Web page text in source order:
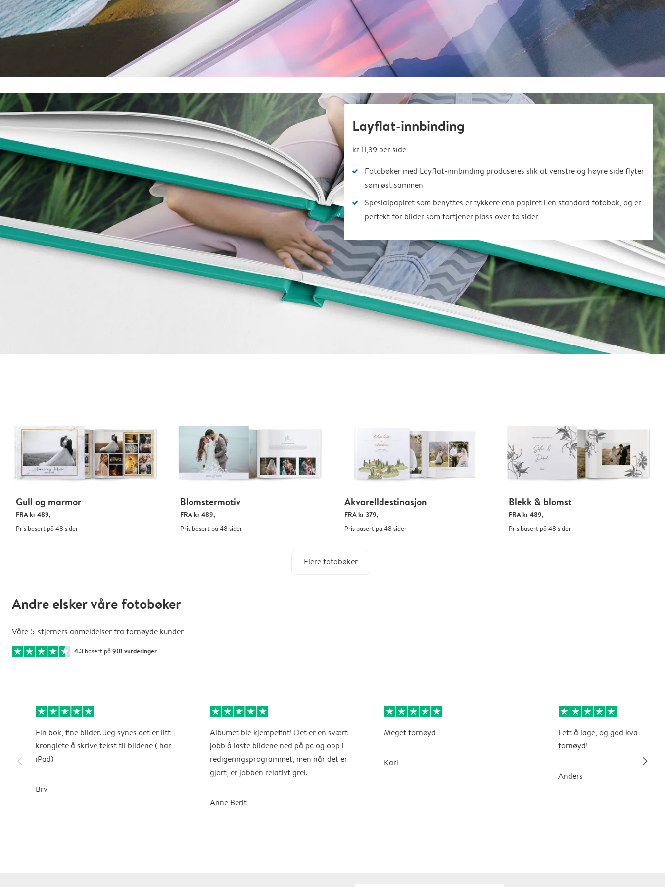
Layflat-innbinding
kr 11,39 per side
Fotobøker med Layflat-innbinding produseres slik at venstre og høyre side flyter
sømløst sammen
Spesialpapiret som benyttes er tykkere enn papiret i en standard fotobok, og er
perfekt for bilder som fortjener plass over to sider
Gull og marmor
FRAkr 489,-
Pris basert på 48 sider
Blomstermotiv
FRAkr 489,-
Pris basert på 48 sider
Akvarelldestinasjon
FRAkr 379,-
Pris basert på 48 sider
Blekk & blomst
FRAkr 489,-
Pris basert på 48 sider
Flere fotobøker
Andre elsker våre fotobøker
Våre 5-stjerners anmeldelser fra fornøyde kunder
4.3 basert på 901 vurderinger
slim_arrow_left
Fin bok, fine bilder. Jeg synes det er litt
kronglete å skrive tekst til bildene ( har
iPad)
Brv
Albumet ble kjempefint! Det er en svært
jobb å laste bildene ned på pc og opp i
redigeringsprogrammet, men når det er
gjort, er jobben relativt grei.
Anne Berit
Meget fornøyd
Kari
Lett å lage, og god kvalitet.
fornøyd!
Anders
slim_arrow_right